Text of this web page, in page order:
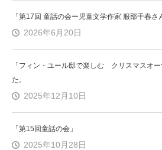
「第17回 童話の会ー児童文学作家 服部千春さ
2026年6月20日
「フィン・ユール邸で楽しむ クリスマスオ
た。
2025年12月10日
「第15回童話の会」
2025年10月28日